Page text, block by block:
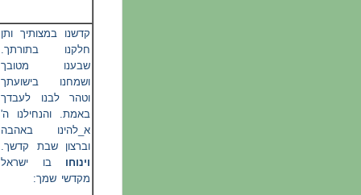
קדשנו במצותיך ותן
חלקנו בתורתך.
שבענו מטובך
ושמחנו בישועתך
וטהר לבנו לעבדך
באמת. והנחילנו ה'
א_להינו באהבה
וברצון שבת קדשך.
וינוחו בו ישראל
מקדשי שמך: